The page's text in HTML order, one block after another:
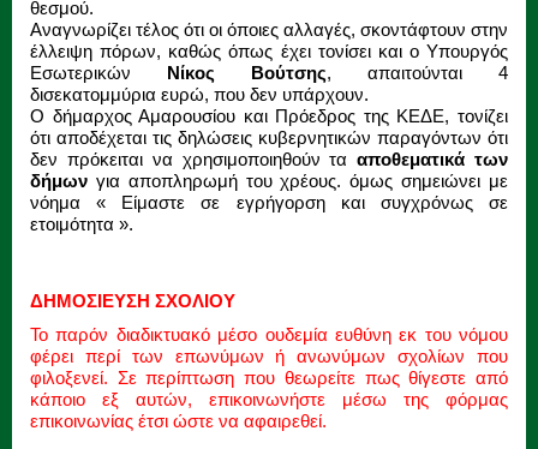
θεσμού.
Αναγνωρίζει τέλος ότι οι όποιες αλλαγές, σκοντάφτουν στην
έλλειψη πόρων, καθώς όπως έχει τονίσει και o Υπουργός
Εσωτερικών Νίκος Βούτσης, απαιτούνται 4
δισεκατομμύρια ευρώ, που δεν υπάρχουν.
O δήμαρχος Αμαρουσίου και Πρόεδρος της ΚΕΔΕ, τονίζει
ότι αποδέχεται τις δηλώσεις κυβερνητικών παραγόντων ότι
δεν πρόκειται να χρησιμοποιηθούν τααποθεματικά των
δήμων για αποπληρωμή του χρέους. όμως σημειώνει με
νόημα « Είμαστε σε εγρήγορση και συγχρόνως σε
ετοιμότητα ».
ΔΗΜΟΣΙΕΥΣΗ ΣΧΟΛΙΟΥ
Το παρόν διαδικτυακό μέσο ουδεμία ευθύνη εκ του νόμου
φέρει περί των επωνύμων ή ανωνύμων σχολίων που
φιλοξενεί. Σε περίπτωση που θεωρείτε πως θίγεστε από
κάποιο εξ αυτών, επικοινωνήστε μέσω της φόρμας
επικοινωνίας έτσι ώστε να αφαιρεθεί.